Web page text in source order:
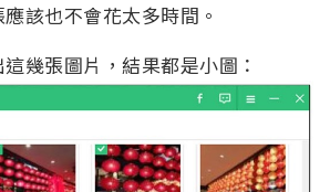
該也不會花太多時間。
幾張圖片，結果都是小圖：